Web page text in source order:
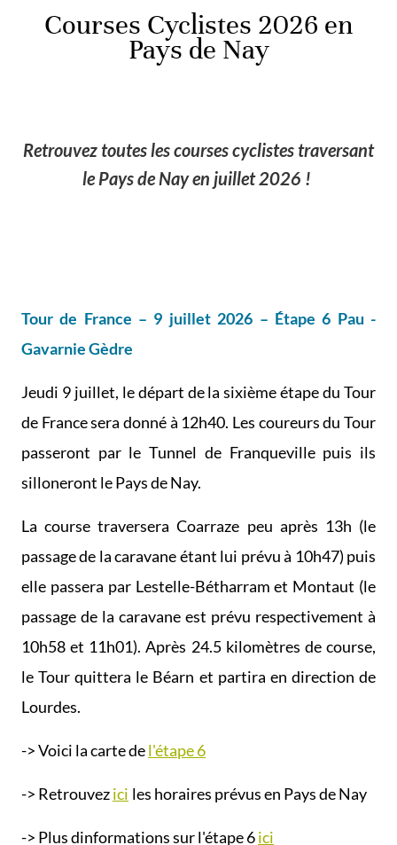
Courses Cyclistes 2026 en
Pays de Nay
Retrouvez toutes les courses cyclistes traversant
le Pays de Nay en juillet 2026 !
Tour de France – 9 juillet 2026 – Étape 6 Pau -
Gavarnie Gèdre
Jeudi 9 juillet, le départ de la sixième étape du Tour
de France sera donné à 12h40. Les coureurs du Tour
passeront par le Tunnel de Franqueville puis ils
silloneront le Pays de Nay.
La course traversera Coarraze peu après 13h (le
passage de la caravane étant lui prévu à 10h47) puis
elle passera par Lestelle-Bétharram et Montaut (le
passage de la caravane est prévu respectivement à
10h58 et 11h01). Après 24.5 kilomètres de course,
le Tour quittera le Béarn et partira en direction de
Lourdes.
-> Voici la carte del'étape 6
-> Retrouvezici les horaires prévus en Pays de Nay
-> Plus dinformations sur l'étape 6ici